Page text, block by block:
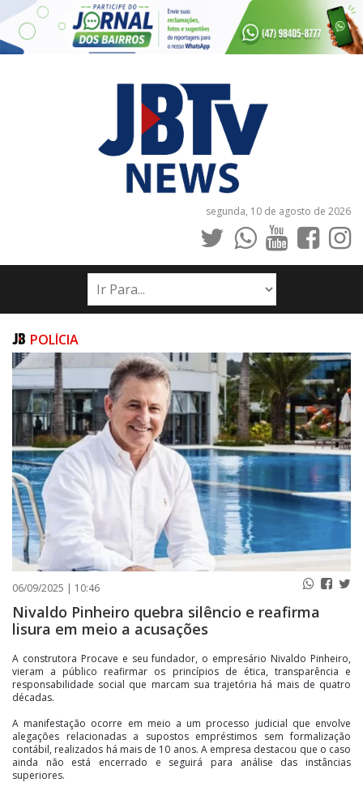
segunda, 10 de agosto de 2026
INÍCIO
NOTÍCIAS
PUBLICAÇÕES LEGAIS
CONTATO
POLÍCIA
06/09/2025 | 10:46
Nivaldo Pinheiro quebra silêncio e reafirma
lisura em meio a acusações
A construtora Procave e seu fundador, o empresário Nivaldo Pinheiro,
vieram a público reafirmar os princípios de ética, transparência e
responsabilidade social que marcam sua trajetória há mais de quatro
décadas.
A manifestação ocorre em meio a um processo judicial que envolve
alegações relacionadas a supostos empréstimos sem formalização
contábil, realizados há mais de 10 anos. A empresa destacou que o caso
ainda não está encerrado e seguirá para análise das instâncias
superiores.